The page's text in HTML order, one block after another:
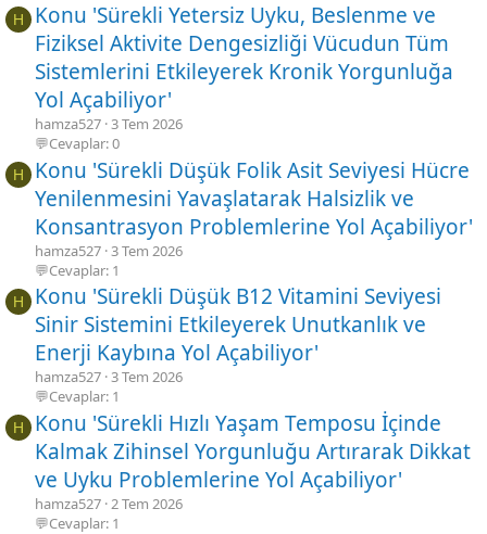
H
Konu 'Sürekli Yetersiz Uyku, Beslenme ve
Fiziksel Aktivite Dengesizliği Vücudun Tüm
Sistemlerini Etkileyerek Kronik Yorgunluğa
Yol Açabiliyor'
hamza527 3 Tem 2026
💬Cevaplar: 0
H
Konu 'Sürekli Düşük Folik Asit Seviyesi Hücre
Yenilenmesini Yavaşlatarak Halsizlik ve
Konsantrasyon Problemlerine Yol Açabiliyor'
hamza527 3 Tem 2026
💬Cevaplar: 1
H
Konu 'Sürekli Düşük B12 Vitamini Seviyesi
Sinir Sistemini Etkileyerek Unutkanlık ve
Enerji Kaybına Yol Açabiliyor'
hamza527 3 Tem 2026
💬Cevaplar: 1
H
Konu 'Sürekli Hızlı Yaşam Temposu İçinde
Kalmak Zihinsel Yorgunluğu Artırarak Dikkat
ve Uyku Problemlerine Yol Açabiliyor'
hamza527 2 Tem 2026
💬Cevaplar: 1